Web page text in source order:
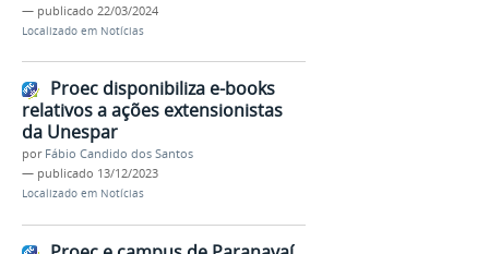
— publicado 22/03/2024
Localizado em Notícias
Proec disponibiliza e-books
relativos a ações extensionistas
da Unespar
por Fábio Candido dos Santos
— publicado 13/12/2023
Localizado em Notícias